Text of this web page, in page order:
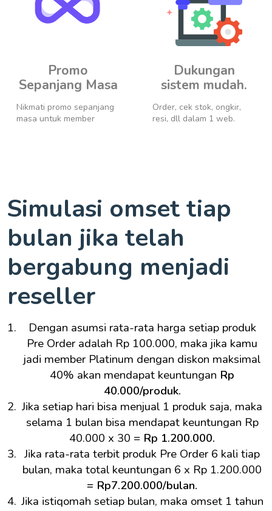
Promo
Sepanjang Masa
Nikmati promo sepanjang
masa untuk member
Dukungan
sistem mudah.
Order, cek stok, ongkir,
resi, dll dalam 1 web.
Simulasi omset tiap
bulan jika telah
bergabung menjadi
reseller
Dengan asumsi rata-rata harga setiap produk
Pre Order adalah Rp 100.000, maka jika kamu
jadi member Platinum dengan diskon maksimal
40% akan mendapat keuntungan Rp
40.000/produk.
Jika setiap hari bisa menjual 1 produk saja, maka
selama 1 bulan bisa mendapat keuntungan Rp
40.000 x 30 = Rp 1.200.000.
Jika rata-rata terbit produk Pre Order 6 kali tiap
bulan, maka total keuntungan 6 x Rp 1.200.000
= Rp7.200.000/bulan.
Jika istiqomah setiap bulan, maka omset 1 tahun